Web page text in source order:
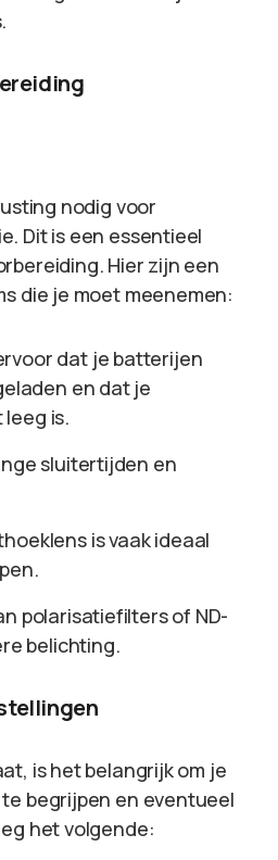
nodig voor
Dit is een essentieel
Hier zijn een
die je moet meenemen:
dat je batterijen
en dat je
is.
sluitertijden en
is vaak ideaal
polarisatiefilters of ND-
belichting.
is het belangrijk om je
begrijpen en eventueel
het volgende: